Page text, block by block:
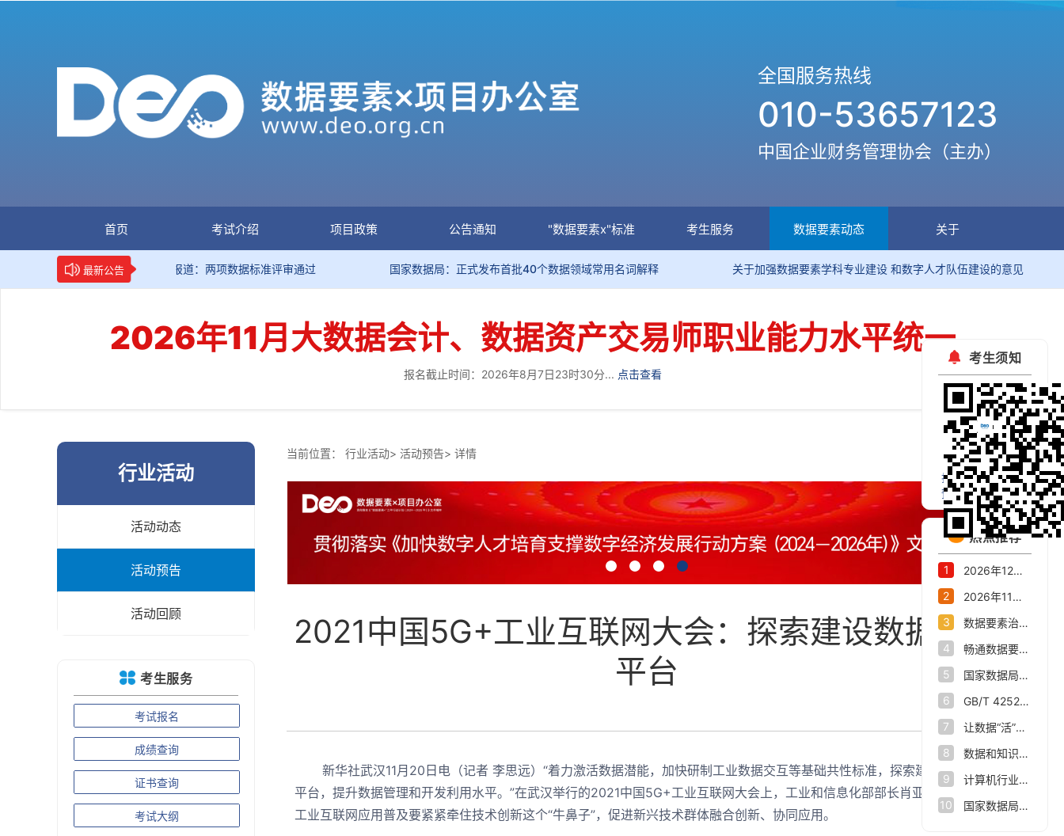
全国服务热线
010-53657123
中国企业财务管理协会（主办）
首页 考试介绍 项目政策 公告通知 "数据要素x"标准 考生服务 数据要素动态 关于
最新公告
新华网权威报道：两项数据标准评审通过 国家数据局：正式发布首批40个数据领域常用名词解释 关于加强数据要素学科专业建设 和数字人才队伍建设的意见
2026年11月大数据会计、数据资产交易师职业能力水平统一
报名截止时间：2026年8月7日23时30分... 点击查看
考生须知
扫码关注官方微信
预约考试公开课
热点推荐
1
2026年12月数据资产评估师职业能力水平统一考试报名公告
2
2026年11月大数据会计、数据资产交易师职业能力水平统一考试报名公告
3
数据要素治理与市场化交流活动在杭州举办高水平重塑全国数字经济第一城
4
畅通数据要素流通“大动脉”——我省数据产业发展态势新观察
5
国家数据局关于印发《关于推进行业高质量数据集建设行动的实施方案》的通知
6
GB/T 42528-2023 时空大数据技术规范
7
让数据“活”起来，杭州市数据集团打造数据要素改革新范式
8
数据和知识双向驱动 让人脑认知规律与人工智能相结合
9
计算机行业点评报告：数据基础设施：数据要素新基座
10
国家数据局： 正推进数据要素市场化配置改革
行业活动
活动动态
活动预告
活动回顾
考生服务
考试报名
成绩查询
证书查询
考试大纲
当前位置： 行业活动> 活动预告> 详情
2021中国5G+工业互联网大会：探索建设数据交易
平台
新华社武汉11月20日电（记者 李思远）“着力激活数据潜能，加快研制工业数据交互等基础共性标准，探索建设数据交易
平台，提升数据管理和开发利用水平。”在武汉举行的2021中国5G+工业互联网大会上，工业和信息化部部长肖亚庆说，5G、
工业互联网应用普及要紧紧牵住技术创新这个“牛鼻子”，促进新兴技术群体融合创新、协同应用。